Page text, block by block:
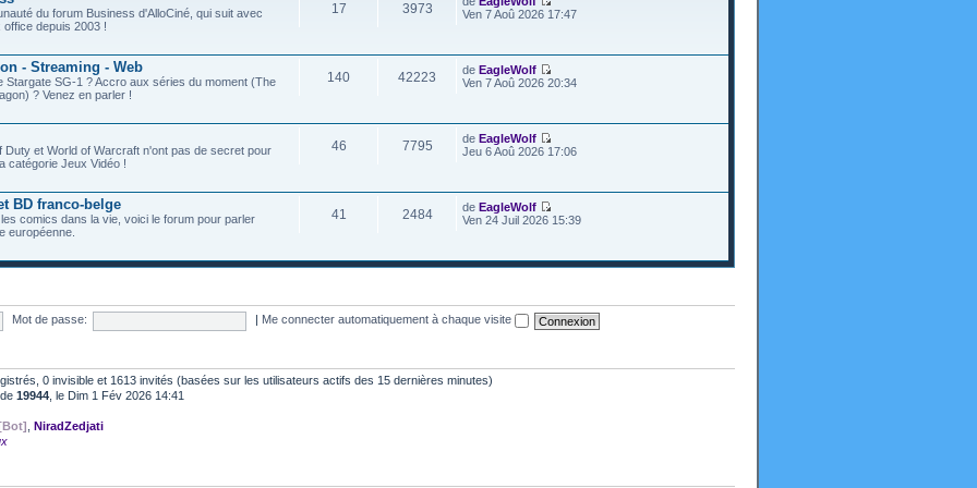
du forum Business d'AlloCiné, qui suit avec
depuis 2003 !
17 3973
Ven 7 Aoû 2026 17:47
- Streaming - Web
Stargate SG-1 ? Accro aux séries du moment (The
? Venez en parler !
140 42223 deEagleWolf
Ven 7 Aoû 2026 20:34
Duty et World of Warcraft n'ont pas de secret pour
catégorie Jeux Vidéo !
46 7795 deEagleWolf
Jeu 6 Aoû 2026 17:06
BD franco-belge
comics dans la vie, voici le forum pour parler
européenne.
41 2484 deEagleWolf
Ven 24 Juil 2026 15:39
Mot de passe: Me connecter automatiquement à chaque visite
0 invisible et 1613 invités (basées sur les utilisateurs actifs des 15 dernières minutes)
19944 , le Dim 1 Fév 2026 14:41
NiradZedjati